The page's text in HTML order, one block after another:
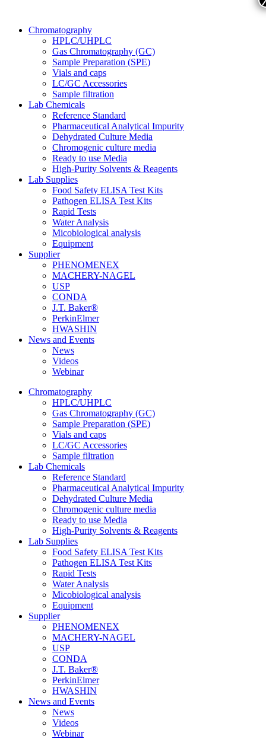
Chromatography
HPLC/UHPLC
Gas Chromatography (GC)
Sample Preparation (SPE)
Vials and caps
LC/GC Accessories
Sample filtration
Lab Chemicals
Reference Standard
Pharmaceutical Analytical Impurity
Dehydrated Culture Media
Chromogenic culture media
Ready to use Media
High-Purity Solvents & Reagents
Lab Supplies
Food Safety ELISA Test Kits
Pathogen ELISA Test Kits
Rapid Tests
Water Analysis
Micobiological analysis
Equipment
Supplier
PHENOMENEX
MACHERY-NAGEL
USP
CONDA
J.T. Baker®
PerkinElmer
HWASHIN
News and Events
News
Videos
Webinar
Chromatography
HPLC/UHPLC
Gas Chromatography (GC)
Sample Preparation (SPE)
Vials and caps
LC/GC Accessories
Sample filtration
Lab Chemicals
Reference Standard
Pharmaceutical Analytical Impurity
Dehydrated Culture Media
Chromogenic culture media
Ready to use Media
High-Purity Solvents & Reagents
Lab Supplies
Food Safety ELISA Test Kits
Pathogen ELISA Test Kits
Rapid Tests
Water Analysis
Micobiological analysis
Equipment
Supplier
PHENOMENEX
MACHERY-NAGEL
USP
CONDA
J.T. Baker®
PerkinElmer
HWASHIN
News and Events
News
Videos
Webinar